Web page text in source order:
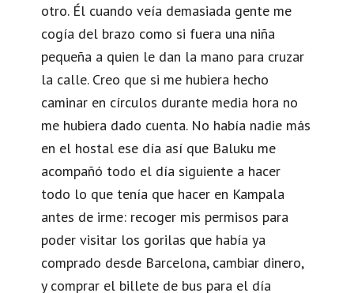
otro. Él cuando veía demasiada gente me
cogía del brazo como si fuera una niña
pequeña a quien le dan la mano para cruzar
la calle. Creo que si me hubiera hecho
caminar en círculos durante media hora no
me hubiera dado cuenta. No había nadie más
en el hostal ese día así que Baluku me
acompañó todo el día siguiente a hacer
todo lo que tenía que hacer en Kampala
antes de irme: recoger mis permisos para
poder visitar los gorilas que había ya
comprado desde Barcelona, cambiar dinero,
y comprar el billete de bus para el día